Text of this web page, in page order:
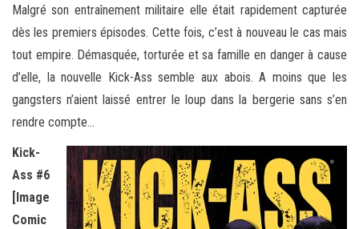
Malgré son entraînement militaire elle était rapidement capturée
dès les premiers épisodes. Cette fois, c’est à nouveau le cas mais
tout empire. Démasquée, torturée et sa famille en danger à cause
d’elle, la nouvelle Kick-Ass semble aux abois. A moins que les
gangsters n’aient laissé entrer le loup dans la bergerie sans s’en
rendre compte…
Kick-
Ass #6
[Image
Comic